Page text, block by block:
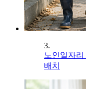
3.
노인일자
배치